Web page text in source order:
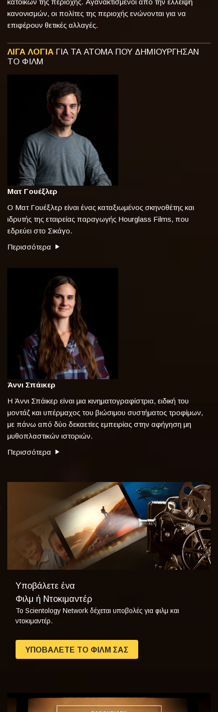
κανονισμών, οι πολίτες της περιοχής ενώνονται για να
επιφέρουν θετικές αλλαγές.
ΛΙΓΑ ΛΟΓΙΑ ΓΙΑ ΤΑ ΑΤΟΜΑ ΠΟΥ ΔΗΜΙΟΥΡΓΗΣΑΝ
ΤΟ ΦΙΛΜ
Ματ Γουέξλερ
Ο Ματ Γουέξλερ είναι ένας καταξιωμένος σκηνοθέτης και
ιδρυτής της εταιρείας παραγωγής Hourglass Films, που
εδρεύει στο Σικάγο.
Περισσότερα
Άννι Σπάικερ
Η Άννι Σπάικερ είναι μια κινηματογραφίστρια, ειδική του
μοντάζ και υπέρμαχος του βιώσιμου συστήματος τροφίμων,
με πάνω από δύο δεκαετίες εμπειρίας στην αφήγηση μη
μυθοπλαστικών ιστοριών.
Περισσότερα
Υποβάλετε ένα
Φιλμ ή Ντοκιμαντέρ
Το Scientology Network δέχεται υποβολές για φιλμ και
ντοκιμαντέρ.
ΥΠΟΒΑΛΕΤΕ ΤΟ ΦΙΛΜ ΣΑΣ